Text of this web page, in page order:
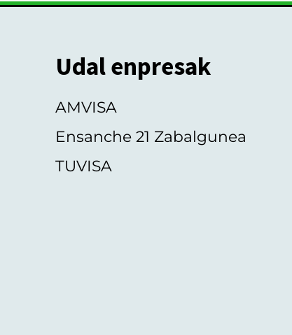
Udal enpresak
AMVISA
Ensanche 21 Zabalgunea
TUVISA